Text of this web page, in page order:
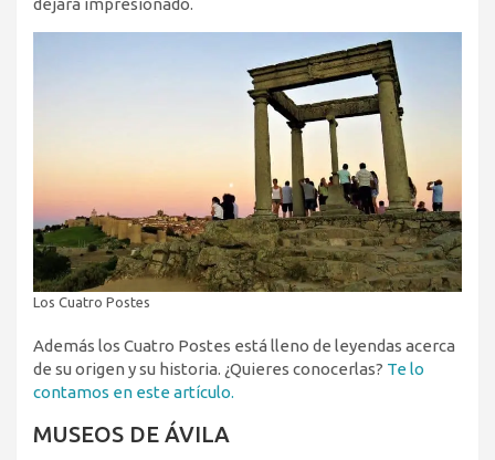
Los Cuatro Postes
Además los Cuatro Postes está lleno de leyendas acerca
de su origen y su historia. ¿Quieres conocerlas? Te lo
contamos en este artículo.
MUSEOS DE ÁVILA